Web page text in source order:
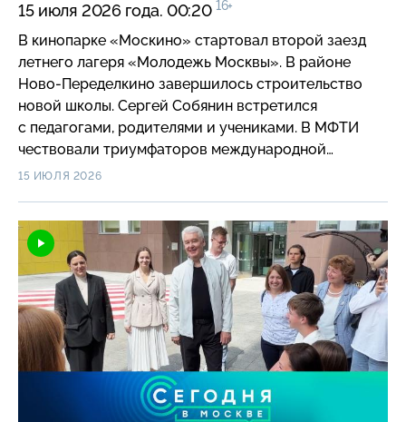
15 июля 2026 года. 00:20 16+
В кинопарке «Москино» стартовал второй заезд
летнего лагеря «Молодежь Москвы». В районе
Ново-Переделкино завершилось строительство
новой школы. Сергей Собянин встретился
с педагогами, родителями и учениками. В МФТИ
чествовали триумфаторов международной
олимпиады по физике для школьников, которая
Разумовская МЦД-3. На станциях МЦД-2
заработала оплата по биометрии. В Москве
заработал 70-й сервис на основе искусственного
интеллекта для лучевой диагностики. Услугами
и сервисами портала mos.ru за 15 лет
воспользовались более 6,3 млрд раз. В столице
стартовала третья Международная издательская
черных лебедей, обитающих на пруду ВНДХ.
15 ИЮЛЯ 2026